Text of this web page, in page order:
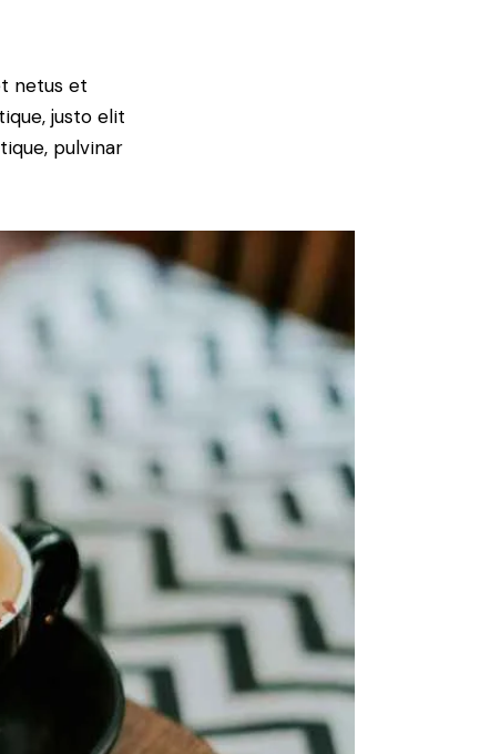
netus et
justo elit
pulvinar